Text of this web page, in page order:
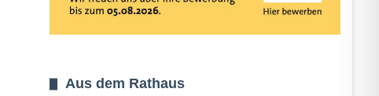
Aus dem Rathaus